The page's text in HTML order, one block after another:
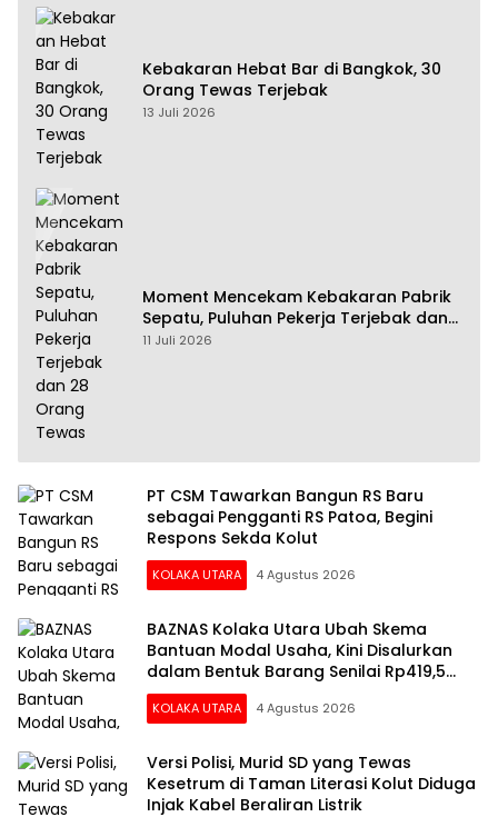
Kebakaran Hebat Bar di Bangkok, 30
Orang Tewas Terjebak
13 Juli 2026
Moment Mencekam Kebakaran Pabrik
Sepatu, Puluhan Pekerja Terjebak dan
28 Orang Tewas
11 Juli 2026
PT CSM Tawarkan Bangun RS Baru
sebagai Pengganti RS Patoa, Begini
Respons Sekda Kolut
KOLAKA UTARA 4 Agustus 2026
BAZNAS Kolaka Utara Ubah Skema
Bantuan Modal Usaha, Kini Disalurkan
dalam Bentuk Barang Senilai Rp419,5
Juta
KOLAKA UTARA 4 Agustus 2026
Versi Polisi, Murid SD yang Tewas
Kesetrum di Taman Literasi Kolut Diduga
Injak Kabel Beraliran Listrik